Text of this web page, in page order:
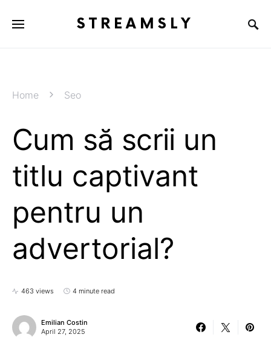
STREAMSLY
Home Seo
Cum să scrii un
titlu captivant
pentru un
advertorial?
463 views 4 minute read
Emilian Costin
April 27, 2025